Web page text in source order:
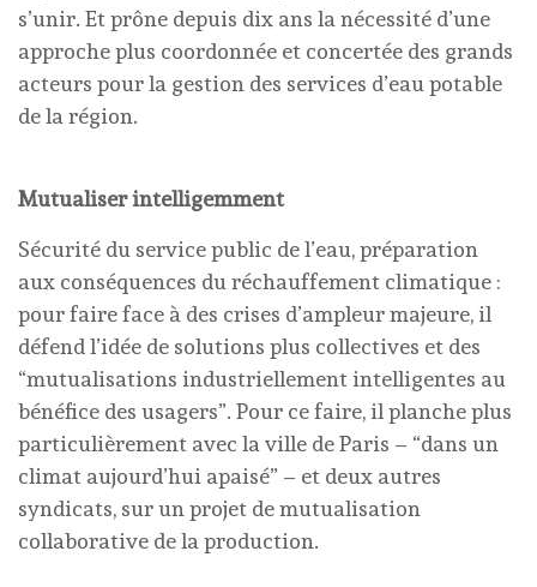
s’unir. Et prône depuis dix ans la nécessité d’une
approche plus coordonnée et concertée des grands
acteurs pour la gestion des services d’eau potable
de la région.
Mutualiser intelligemment
Sécurité du service public de l’eau, préparation
aux conséquences du réchauffement climatique :
pour faire face à des crises d’ampleur majeure, il
défend l’idée de solutions plus collectives et des
“mutualisations industriellement intelligentes au
bénéfice des usagers”. Pour ce faire, il planche plus
particulièrement avec la ville de Paris – “dans un
climat aujourd’hui apaisé” – et deux autres
syndicats, sur un projet de mutualisation
collaborative de la production.